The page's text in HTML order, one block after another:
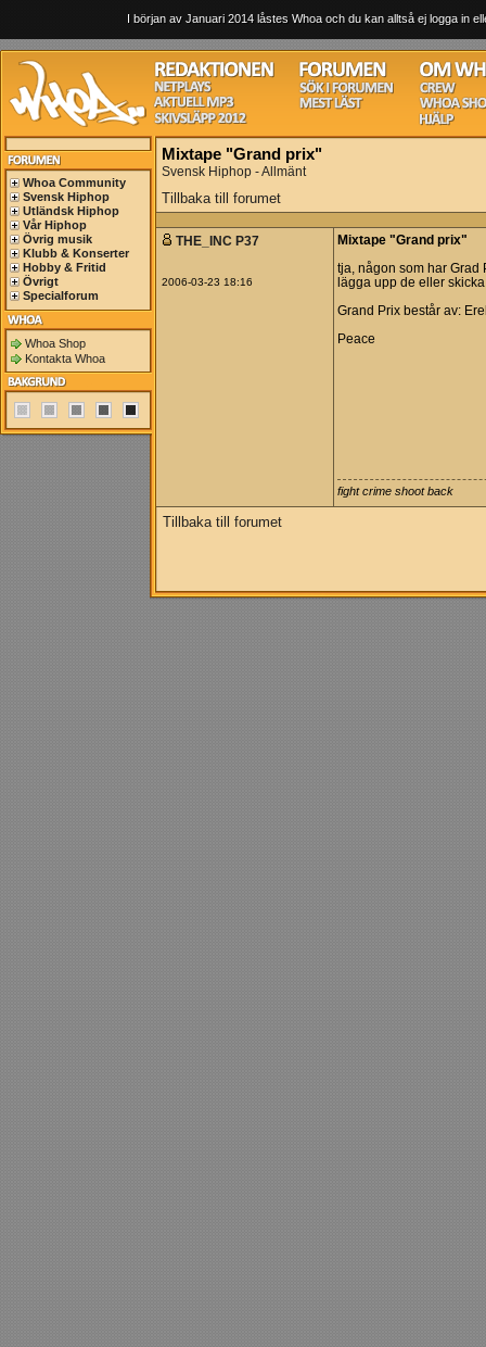
I början av Januari 2014 låstes Whoa och du kan alltså ej logga in
Whoa Community
Svensk Hiphop
Utländsk Hiphop
Vår Hiphop
Övrig musik
Klubb & Konserter
Hobby & Fritid
Övrigt
Specialforum
Whoa Shop
Kontakta Whoa
Mixtape "Grand prix"
Svensk Hiphop - Allmänt
Tillbaka till forumet
THE_INC P37
2006-03-23 18:16
Mixtape "Grand prix"
tja, någon som har Grad
lägga upp de eller
Grand Prix består av:
Peace
fight crime shoot back
Tillbaka till forumet